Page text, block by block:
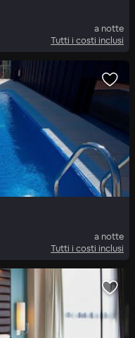
a notte
Tutti i costi inclusi
a notte
Tutti i costi inclusi